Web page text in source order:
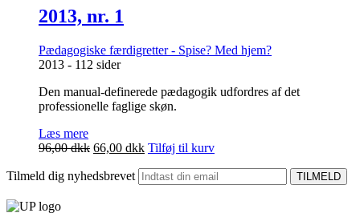
2013, nr. 1
Pædagogiske færdigretter - Spise? Med hjem?
2013 - 112 sider
Den manual-definerede pædagogik udfordres af det
professionelle faglige skøn.
Læs mere
96,00dkk Den
pris
66,00 dkkDen
pris
Tilføj til kurv
Tilmeld dig nyhedsbrevet